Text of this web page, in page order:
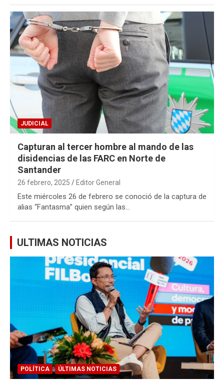
JUDICIAL
Capturan al tercer hombre al mando de las
disidencias de las FARC en Norte de
Santander
26 febrero, 2025 Editor General
Este miércoles 26 de febrero se conoció de la captura de
alias “Fantasma” quien según las…
ULTIMAS NOTICIAS
POLÍTICA ÚLTIMAS NOTICIAS